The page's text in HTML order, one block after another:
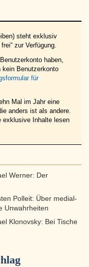
steht exklusiv
zur Verfügung.
haben,
kein Benutzerkonto
für
Mal im Jahr eine
anders ist als andere.
exklusive Inhalte lesen
Werner: Der
Polleit: Über medial-
Unwahrheiten
Klonovsky: Bei Tische